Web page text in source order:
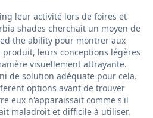
leur activité lors de foires et
shades cherchait un moyen de
the ability pour montrer aux
leurs conceptions légères
visuellement attrayante.
de solution adéquate pour cela.
options avant de trouver
eux n'apparaissait comme s'il
maladroit et difficile à utiliser.